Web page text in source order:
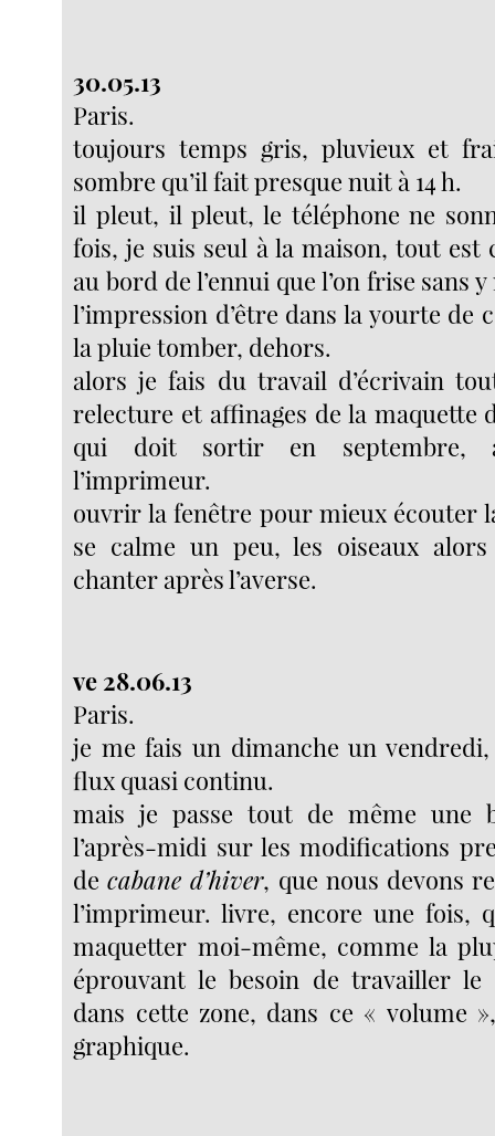
30.05.13
Paris.
toujours temps gris, pluvieux et
sombre qu’il fait presque nuit à 14 h.
il pleut, il pleut, le téléphone ne
fois, je suis seul à la maison, tout est
au bord de l’ennui que l’on frise sans
l’impression d’être dans la yourte de
la pluie tomber, dehors.
alors je fais du travail d’écrivain
relecture et affinages de la maquette
qui doit sortir en septembre,
l’imprimeur.
ouvrir la fenêtre pour mieux écouter
se calme un peu, les oiseaux
chanter après l’averse.
ve 28.06.13
Paris.
je me fais un dimanche un vendredi,
flux quasi continu.
mais je passe tout de même une
l’après-midi sur les modifications
decabane d’hiver, que nous devons
l’imprimeur. livre, encore une fois,
maquetter moi-même, comme la
éprouvant le besoin de travailler le
dans cette zone, dans ce « volume
graphique.